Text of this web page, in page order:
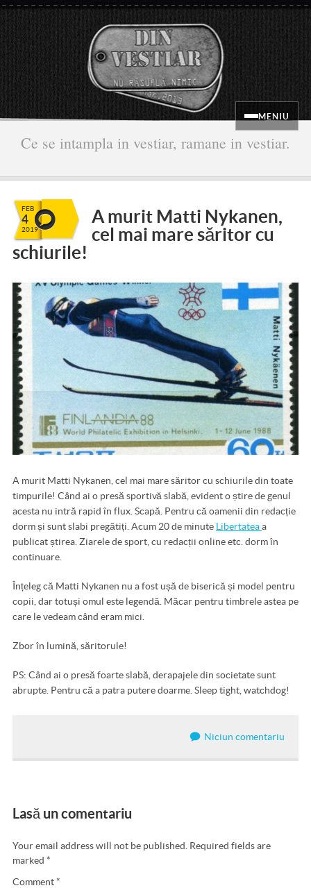
MENIU
Ce se intampla in vestiar, ramane in vestiar.
FEB
4
2019
A murit Matti Nykanen,
cel mai mare săritor cu
schiurile!
A murit Matti Nykanen, cel mai mare săritor cu schiurile din toate
timpurile! Când ai o presă sportivă slabă, evident o știre de genul
acesta nu intră rapid în flux. Scapă. Pentru că oamenii din redacție
dorm și sunt slabi pregătiți. Acum 20 de minute Libertateaa
publicat știrea. Ziarele de sport, cu redacții online etc. dorm în
continuare.
Înțeleg că Matti Nykanen nu a fost ușă de biserică și model pentru
copii, dar totuși omul este legendă. Măcar pentru timbrele astea pe
care le vedeam când eram mici.
Zbor în lumină, săritorule!
PS: Când ai o presă foarte slabă, derapajele din societate sunt
abrupte. Pentru că a patra putere doarme. Sleep tight, watchdog!
Niciun comentariu
Lasă un comentariu
Your email address will not be published. Required fields are
marked *
Comment*